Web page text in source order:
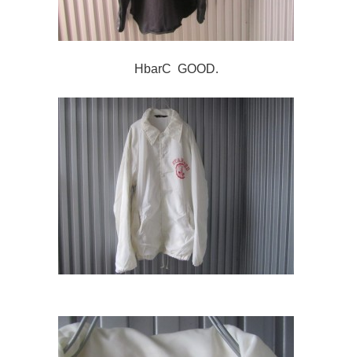
HbarC GOOD.